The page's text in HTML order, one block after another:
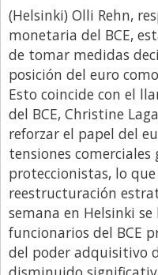
Libro de Quejas
Medios
Millonarios
Minuto Lanzamiento
Negocios
Opinion
País
Política
Publicidad y Marketing
Real Estate y
(Helsinki) Olli Rehn,
monetaria del BCE,
de tomar medidas
posición del euro
Esto coincide con el
del BCE, Christine
reforzar el papel del
tensiones
proteccionistas, lo
reestructuración
semana en Helsinki
funcionarios del BCE
del poder adquisitivo